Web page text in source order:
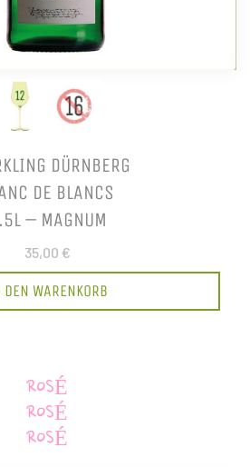
DÜRNBERG
DE BLANCS
– MAGNUM
35,00 €
WARENKORB
ROSÉ
ROSÉ
ROSÉ